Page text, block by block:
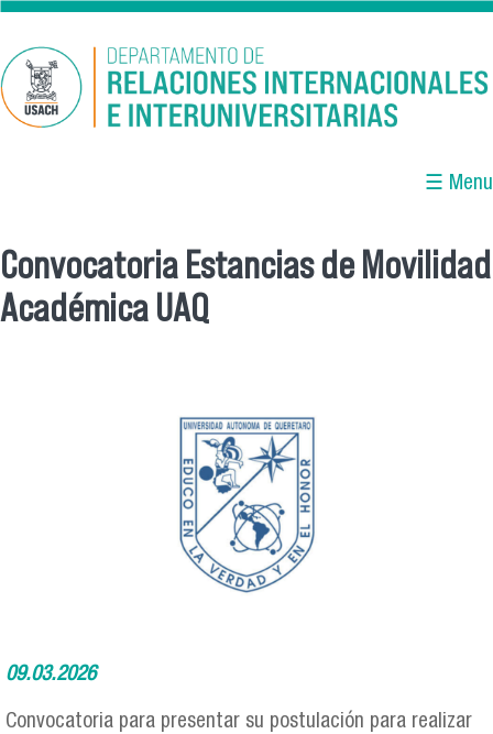
Pasar al contenido principal
☰ Menu
Se encuentra usted aquí
Convocatoria Estancias de Movilidad
Académica UAQ
09.03.2026
Convocatoria para presentar su postulación para realizar